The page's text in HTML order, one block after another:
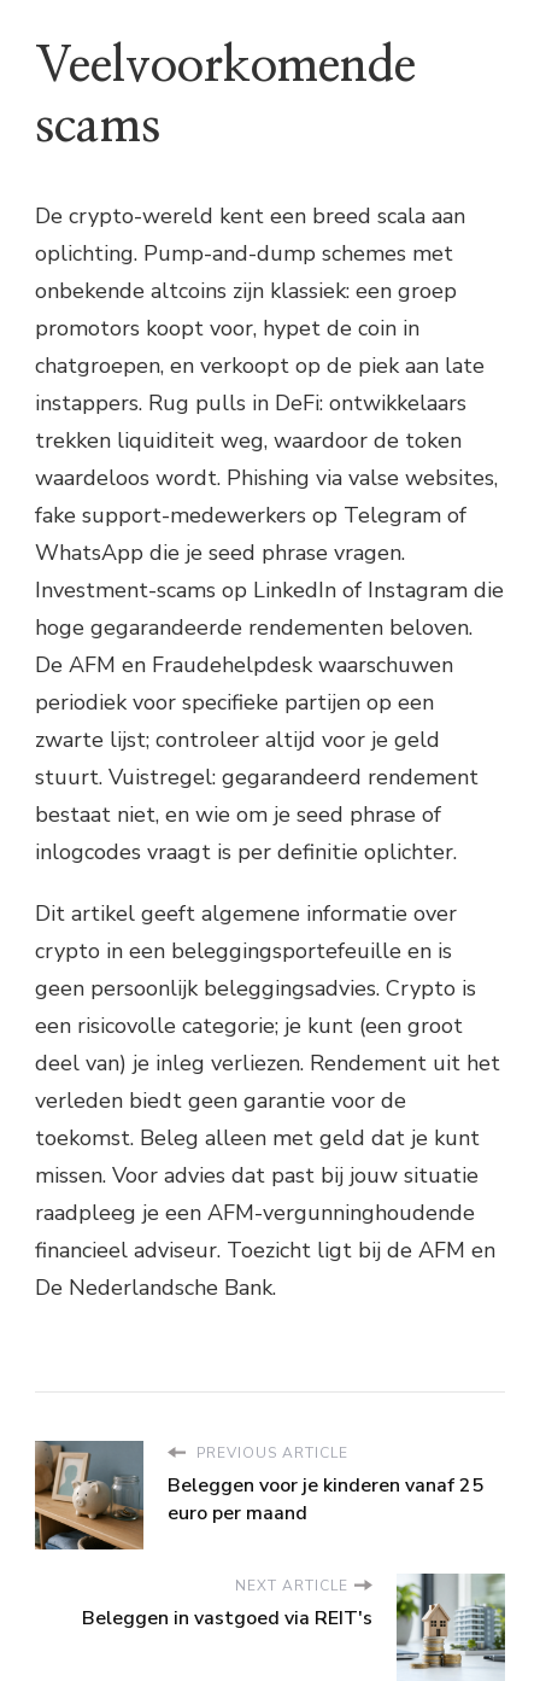
Veelvoorkomende
scams
De crypto-wereld kent een breed scala aan
oplichting. Pump-and-dump schemes met
onbekende altcoins zijn klassiek: een groep
promotors koopt voor, hypet de coin in
chatgroepen, en verkoopt op de piek aan late
instappers. Rug pulls in DeFi: ontwikkelaars
trekken liquiditeit weg, waardoor de token
waardeloos wordt. Phishing via valse websites,
fake support-medewerkers op Telegram of
WhatsApp die je seed phrase vragen.
Investment-scams op LinkedIn of Instagram die
hoge gegarandeerde rendementen beloven.
De AFM en Fraudehelpdesk waarschuwen
periodiek voor specifieke partijen op een
zwarte lijst; controleer altijd voor je geld
stuurt. Vuistregel: gegarandeerd rendement
bestaat niet, en wie om je seed phrase of
inlogcodes vraagt is per definitie oplichter.
Dit artikel geeft algemene informatie over
crypto in een beleggingsportefeuille en is
geen persoonlijk beleggingsadvies. Crypto is
een risicovolle categorie; je kunt (een groot
deel van) je inleg verliezen. Rendement uit het
verleden biedt geen garantie voor de
toekomst. Beleg alleen met geld dat je kunt
missen. Voor advies dat past bij jouw situatie
raadpleeg je een AFM-vergunninghoudende
financieel adviseur. Toezicht ligt bij de AFM en
De Nederlandsche Bank.
PREVIOUS ARTICLE
Beleggen voor je kinderen vanaf 25
euro per maand
NEXT ARTICLE
Beleggen in vastgoed via REIT's